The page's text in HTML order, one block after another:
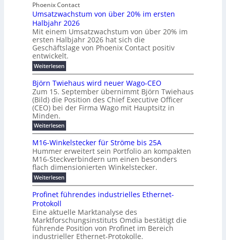
b
r
a
u
c
h
t
m
e
h
r
T
m
p
o
u
n
d
w
e
n
g
e
u
b
f
ü
r
m
o
d
e
r
n
e
E
e
r
g
i
e
l
s
u
n
g
e
N
H
-
S
i
c
h
e
r
u
n
s
l
a
s
t
s
c
h
a
t
e
e
i
l
i
g
u
n
g
b
e
i
m
0
2
6
E
u
r
o
e
n
E
t
h
r
f
a
c
h
d
u
r
c
f
ü
h
r
n
g
e
n
f
ü
r
e
ff
i
z
i
n
t
e
r
Phoenix Contact
Umsatzwachstum von über 20% im ersten
Halbjahr 2026
Mit einem Umsatzwachstum von über 20% im
ersten Halbjahr 2026 hat sich die
Geschäftslage von Phoenix Contact positiv
entwickelt.
Weiterlesen:
U
m
s
a
t
z
a
c
h
s
t
u
m
v
o
n
ü
b
r
2
0
%
Björn Twiehaus wird neuer Wago-CEO
Zum 15. September übernimmt Björn Twiehaus
(Bild) die Position des Chief Executive Officer
(CEO) bei der Firma Wago mit Hauptsitz in
Minden.
Weiterlesen:
B
ö
r
n
T
w
i
e
h
u
s
w
r
M16-Winkelstecker für Ströme bis 25A
Hummer erweitert sein Portfolio an kompakten
M16-Steckverbindern um einen besonders
flach dimensionierten Winkelstecker.
Weiterlesen:
M
1
6
W
i
n
k
Profinet führendes industrielles Ethernet-
Protokoll
Eine aktuelle Marktanalyse des
Marktforschungsinstituts Omdia bestätigt die
führende Position von Profinet im Bereich
industrieller Ethernet-Protokolle.